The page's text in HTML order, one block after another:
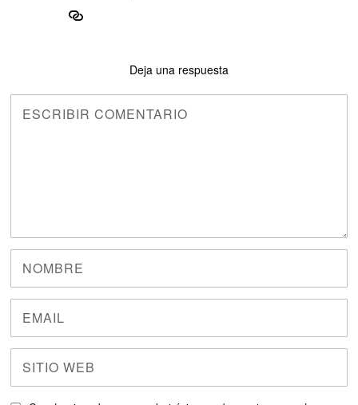
Deja una respuesta